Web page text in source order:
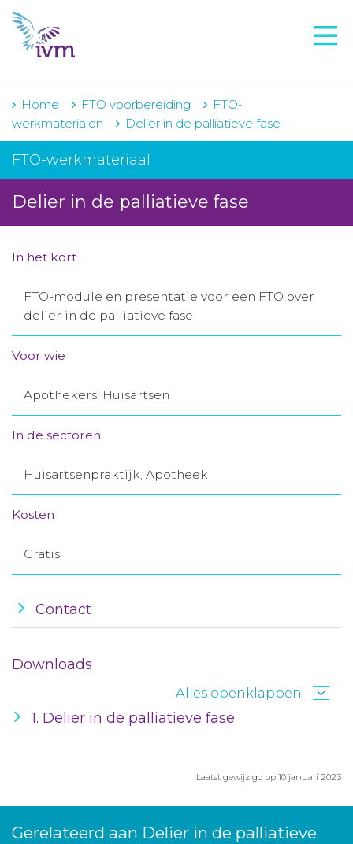
VMI
FTO voorbereiding
IVM-academie
Zorginstellingen
Voorschrijfgedrag
Projecten
Contact
Winkelwagentje
Toegang leeromgeving
Home FTO voorbereiding
FTO-
werkmaterialen
Delier in de palliatieve fase
FTO-werkmateriaal
Delier in de palliatieve fase
In het kort
FTO-module en presentatie voor een FTO over
delier in de palliatieve fase
Voor wie
Apothekers, Huisartsen
In de sectoren
Huisartsenpraktijk, Apotheek
Kosten
Gratis
Contact
Downloads
Alles openklappen
1. Delier in de palliatieve fase
Laatst gewijzigd op 10 januari 2023
Gerelateerd aan Delier in de palliatieve